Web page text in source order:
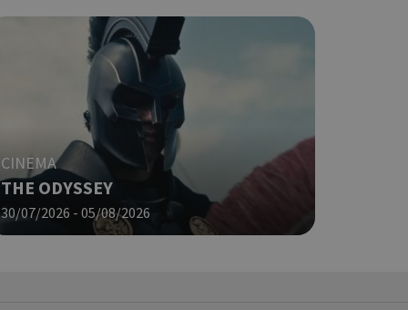
CINEMA
THE ODYSSEY
30/07/2026 - 05/08/2026
είναι το
push down
δηλαδή να
στον χρήστη
όπως είναι το
push down
την
που
είναι